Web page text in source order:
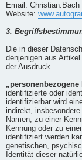
Email:
Website:
3.
Die in dieser
denjenigen aus
der Ausdruck
„personenbezogene
identifizierte oder
identifizierbar wird
indirekt,
Namen, zu einer
Kennung oder zu
identifiziert werden
genetischen,
Identität dieser